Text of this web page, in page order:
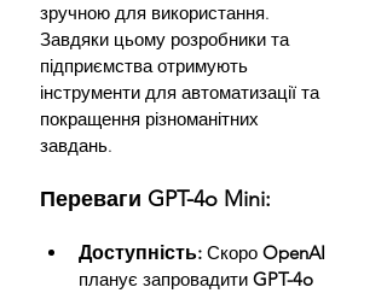
зручною для використання.
Завдяки цьому розробники та
підприємства отримують
інструменти для автоматизації та
покращення різноманітних
завдань.
Переваги GPT-4o Mini:
Доступність: Скоро OpenAI
планує запровадити GPT-4o